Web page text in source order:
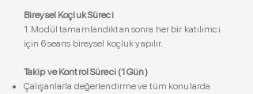
Bireysel Koçluk Süreci
1. Modül tamamlandıktan sonra her bir katılımcı
için 6 seans bireysel koçluk yapılır.
Takip ve Kontrol Süreci (1 Gün)
Çalışanlarla değerlendirme ve tüm konularda